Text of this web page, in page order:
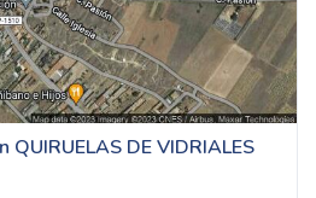
DE VIDRIALES